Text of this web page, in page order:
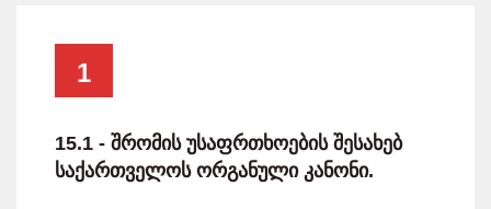
1
15.1 - შრომის უსაფრთხოების შესახებ
საქართველოს ორგანული კანონი.